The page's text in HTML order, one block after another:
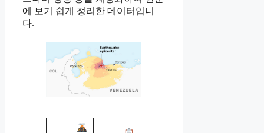
에 보기 쉽게 정리한 데이터입니
다.